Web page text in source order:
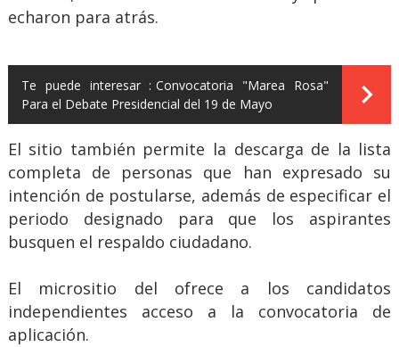
echaron para atrás.
Te puede interesar : Convocatoria "Marea Rosa"
Para el Debate Presidencial del 19 de Mayo
El sitio también permite la descarga de la lista
completa de personas que han expresado su
intención de postularse, además de especificar el
periodo designado para que los aspirantes
busquen el respaldo ciudadano.
El micrositio del ofrece a los candidatos
independientes acceso a la convocatoria de
aplicación.